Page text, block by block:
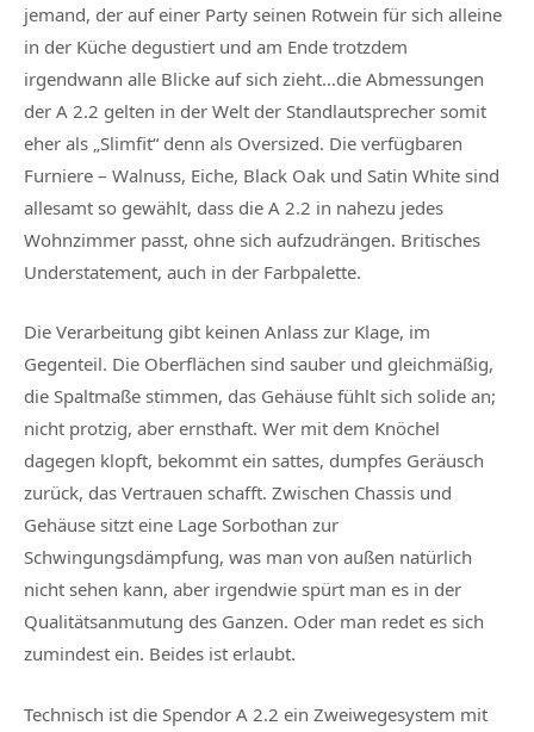
jemand, der auf einer Party seinen Rotwein für sich alleine
in der Küche degustiert und am Ende trotzdem
irgendwann alle Blicke auf sich zieht…die Abmessungen
der A 2.2 gelten in der Welt der Standlautsprecher somit
eher als „Slimfit“ denn als Oversized. Die verfügbaren
Furniere – Walnuss, Eiche, Black Oak und Satin White sind
allesamt so gewählt, dass die A 2.2 in nahezu jedes
Wohnzimmer passt, ohne sich aufzudrängen. Britisches
Understatement, auch in der Farbpalette.
Die Verarbeitung gibt keinen Anlass zur Klage, im
Gegenteil. Die Oberflächen sind sauber und gleichmäßig,
die Spaltmaße stimmen, das Gehäuse fühlt sich solide an;
nicht protzig, aber ernsthaft. Wer mit dem Knöchel
dagegen klopft, bekommt ein sattes, dumpfes Geräusch
zurück, das Vertrauen schafft. Zwischen Chassis und
Gehäuse sitzt eine Lage Sorbothan zur
Schwingungsdämpfung, was man von außen natürlich
nicht sehen kann, aber irgendwie spürt man es in der
Qualitätsanmutung des Ganzen. Oder man redet es sich
zumindest ein. Beides ist erlaubt.
Technisch ist die Spendor A 2.2 ein Zweiwegesystem mit